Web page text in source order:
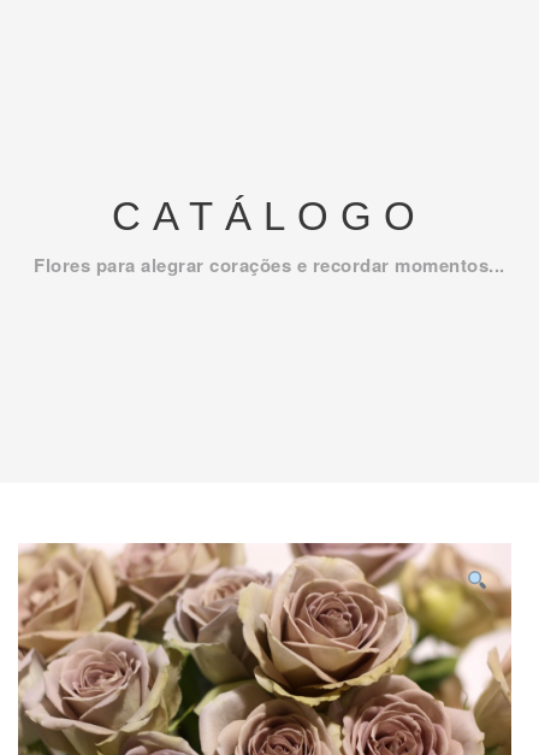
CATÁLOGO
Flores para alegrar corações e recordar momentos...